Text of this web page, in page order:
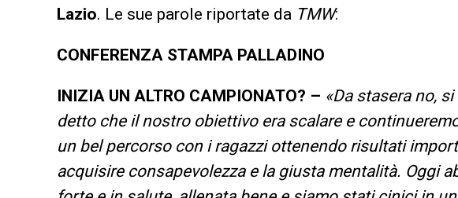
Lazio. Le sue parole riportate da TMW:
CONFERENZA STAMPA PALLADINO
INIZIA UN ALTRO CAMPIONATO? – «Da stasera no,
detto che il nostro obiettivo era scalare e
un bel percorso con i ragazzi ottenendo risultati
acquisire consapevolezza e la giusta mentalità. Oggi